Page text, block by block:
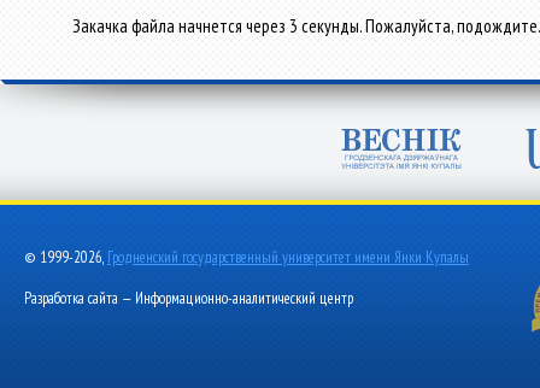
Закачка файла начнется через 3 секунды. Пожалуйста, подождите.
© 1999-2026, Гродненский государственный университет имени Янки Купалы
Разработка сайта — Информационно-аналитический центр